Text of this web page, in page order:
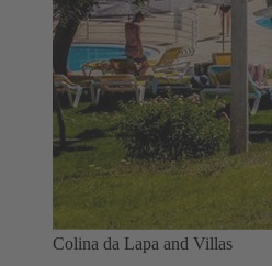
Colina da Lapa and Villas